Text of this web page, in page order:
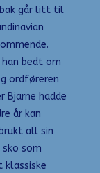
bak går litt til
han bedt om
ordføreren
hadde
år kan
all sin
som
klassiske